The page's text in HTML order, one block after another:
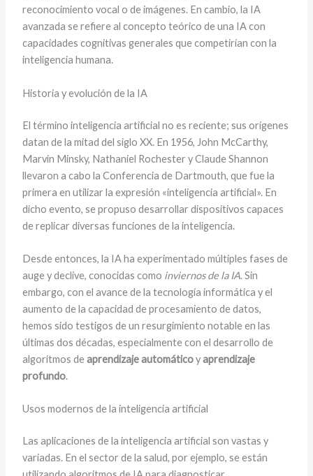
reconocimiento vocal o de imágenes. En cambio, la IA
avanzada se refiere al concepto teórico de una IA con
capacidades cognitivas generales que competirían con la
inteligencia humana.
Historia y evolución de la IA
El término inteligencia artificial no es reciente; sus orígenes
datan de la mitad del siglo XX. En 1956, John McCarthy,
Marvin Minsky, Nathaniel Rochester y Claude Shannon
llevaron a cabo la Conferencia de Dartmouth, que fue la
primera en utilizar la expresión «inteligencia artificial». En
dicho evento, se propuso desarrollar dispositivos capaces
de replicar diversas funciones de la inteligencia.
Desde entonces, la IA ha experimentado múltiples fases de
auge y declive, conocidas como inviernos de la IA. Sin
embargo, con el avance de la tecnología informática y el
aumento de la capacidad de procesamiento de datos,
hemos sido testigos de un resurgimiento notable en las
últimas dos décadas, especialmente con el desarrollo de
algoritmos deaprendizaje automáticoyaprendizaje
profundo.
Usos modernos de la inteligencia artificial
Las aplicaciones de la inteligencia artificial son vastas y
variadas. En el sector de la salud, por ejemplo, se están